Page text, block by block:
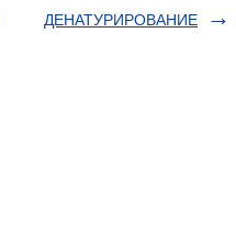
ДЕНАТУРИРОВАНИЕ